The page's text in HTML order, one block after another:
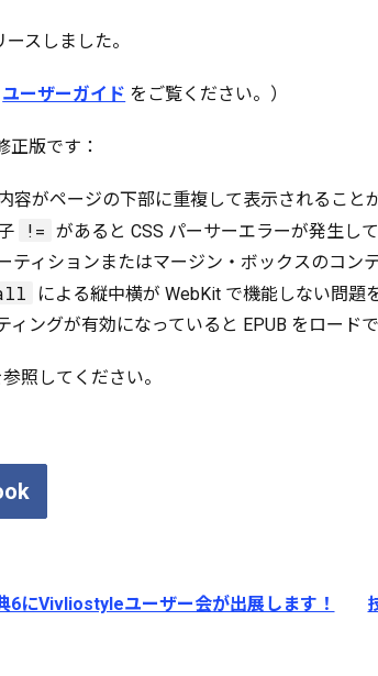
スしました。
ユーザーガイド をご覧ください。）
正版です：
容がページの下部に重複して表示されること
!= があると CSS パーサーエラーが発生し
ティションまたはマージン・ボックスのコン
による縦中横が WebKit で機能しない問題
ィングが有効になっていると EPUB をロード
照してください。
6にVivliostyleユーザー会が出展します！